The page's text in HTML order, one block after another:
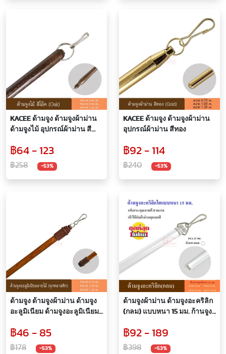
KACEE ด้ามจูง ด้ามจูงผ้าม่าน
ด้ามจูงไม้ อุปกรณ์ผ้าม่าน สี
฿64 - 123
฿258 -53%
KACEE ด้ามจูง ด้ามจูงผ้าม่าน
อุปกรณ์ผ้าม่าน สีทอง
฿92 - 114
฿240 -53%
ด้ามจูง ด้ามจูงผ้าม่าน ด้ามจูง
อะลูมิเนียม ด้ามจูงอะลูมิเนียม
฿46 - 85
฿178 -53%
ด้ามจูงผ้าม่าน ด้ามจูงอะคริลิก
(กลม) แบบหนา 15 มม. ก้านจูง
฿92 - 189
฿398 -53%